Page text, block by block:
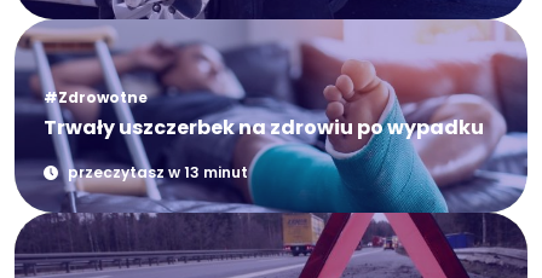
#Zdrowotne
Trwały uszczerbek na zdrowiu po wypadku
przeczytasz w 13 minut